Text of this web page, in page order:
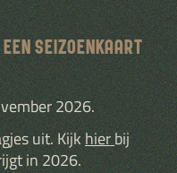
SEIZOENKAART
2026.
uit. Kijkhierbij
in 2026.